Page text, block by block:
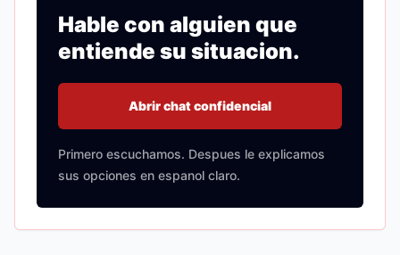
Hable con alguien que
entiende su situacion.
Abrir chat confidencial
Primero escuchamos. Despues le explicamos
sus opciones en espanol claro.